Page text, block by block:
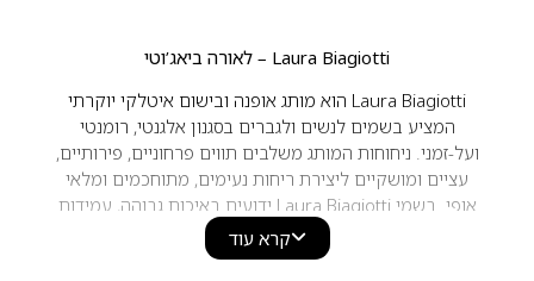
Laura Biagiotti – לאורה ביאג’וטי
Laura Biagiotti הוא מותג אופנה ובישום איטלקי יוקרתי
המציע בשמים לנשים ולגברים בסגנון אלגנטי, רומנטי
ועל-זמני. ניחוחות המותג משלבים תווים פרחוניים, פירותיים,
עציים ומושקיים ליצירת ריחות נעימים, מתוחכמים ומלאי
אופי. בשמי Laura Biagiotti ידועים באיכות גבוהה, עמידות
טובה וסגנון איטלקי קלאסי, ומתאימים לשימוש יומיומי
ולאירועים מיוחדים.
קרא עוד